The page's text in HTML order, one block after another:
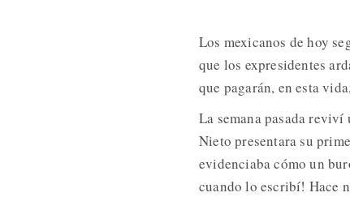
Los mexicanos de hoy
que los expresidentes
que pagarán, en esta
La semana pasada
Nieto presentara su
evidenciaba cómo un
cuando lo escribí! Hace